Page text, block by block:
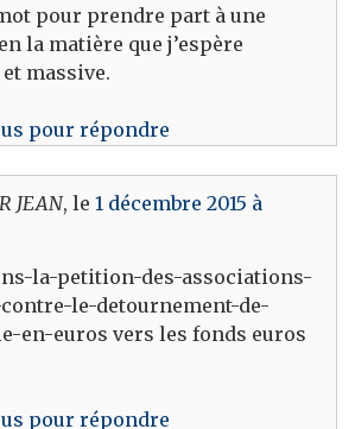
pour prendre part à une
la matière que j’espère
massive.
pour répondre
JEAN, le 1 décembre 2015 à
la-petition-des-associations-
le-detournement-de-
en-euros vers les fonds euros
pour répondre